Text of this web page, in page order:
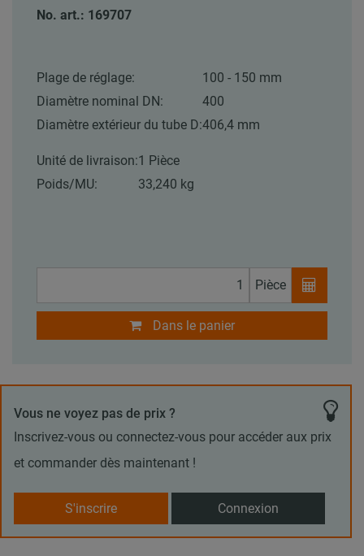
No. art.: 169707
Plage de réglage:
100 - 150 mm
Diamètre nominal DN:
400
Diamètre extérieur du tube D:406,4 mm
Unité de livraison:1 Pièce
Poids/MU:
33,240 kg
Pièce
Dans le panier
Vous ne voyez pas de prix ?
Inscrivez-vous ou connectez-vous pour accéder aux prix
et commander dès maintenant !
S'inscrire Connexion